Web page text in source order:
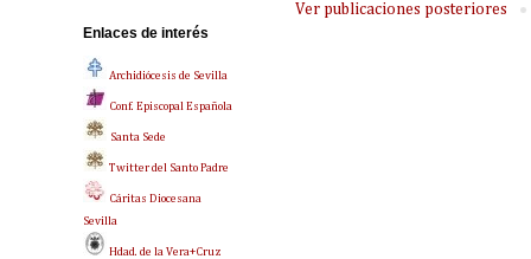
Ver publicaciones posteriores
Enlaces de interés
Archidiócesis de Sevilla
Conf. Episcopal Española
Santa Sede
Twitter del Santo Padre
Cáritas Diocesana
Sevilla
Hdad. de la Vera+Cruz